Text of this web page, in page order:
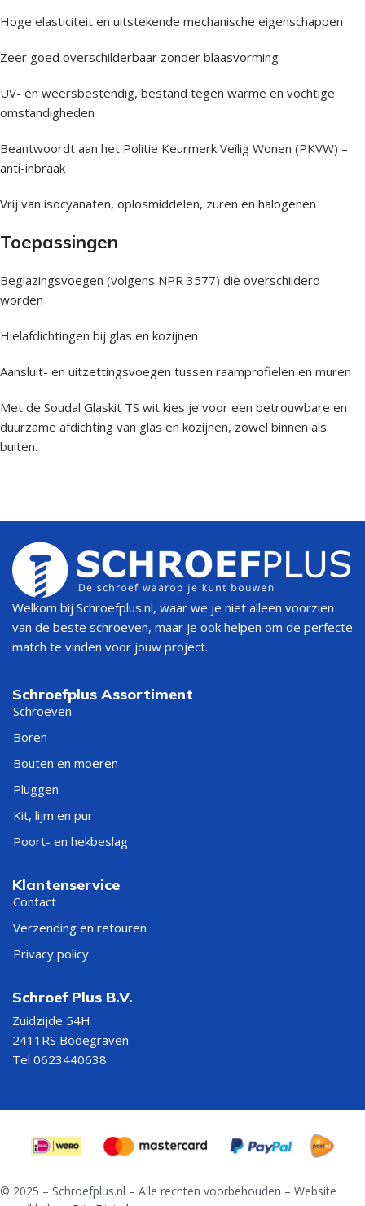
Hoge elasticiteit en uitstekende mechanische eigenschappen
Zeer goed overschilderbaar zonder blaasvorming
UV- en weersbestendig, bestand tegen warme en vochtige
omstandigheden
Beantwoordt aan het Politie Keurmerk Veilig Wonen (PKVW) –
anti-inbraak
Vrij van isocyanaten, oplosmiddelen, zuren en halogenen
Toepassingen
Beglazingsvoegen (volgens NPR 3577) die overschilderd
worden
Hielafdichtingen bij glas en kozijnen
Aansluit- en uitzettingsvoegen tussen raamprofielen en muren
Met de Soudal Glaskit TS wit kies je voor een betrouwbare en
duurzame afdichting van glas en kozijnen, zowel binnen als
buiten.
Welkom bij Schroefplus.nl, waar we je niet alleen voorzien
van de beste schroeven, maar je ook helpen om de perfecte
match te vinden voor jouw project.
Schroefplus Assortiment
Schroeven
Boren
Bouten en moeren
Pluggen
Kit, lijm en pur
Poort- en hekbeslag
Klantenservice
Contact
Verzending en retouren
Privacy policy
Schroef Plus B.V.
Zuidzijde 54H
2411RS Bodegraven
Tel 0623440638
© 2025 – Schroefplus.nl – Alle rechten voorbehouden – Website